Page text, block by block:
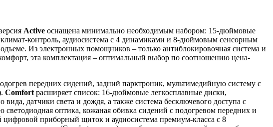
Active оснащена минимально необходимым набором: 15-дюймовые
контроль, аудиосистема с 4 динамиками и 8-дюймовым сенсорным
Из электронных помощников – только антиблокировочная система и
эта комплектация – оптимальный выбор по соотношению цена-
передних сидений, задний парктроник, мультимедийную систему с
Comfort расширяет список: 16-дюймовые легкосплавные диски,
датчики света и дождя, а также система бесключевого доступа с
оптика, кожаная обивка сидений с подогревом передних и
приборный щиток и аудиосистема премиум-класса с 8